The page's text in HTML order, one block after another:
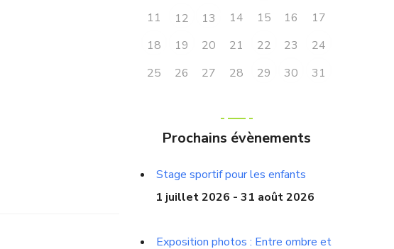
11
12 13 14 15 16
17
18
19 20 21 22 23
24
25
26 27 28 29 30 31
Prochains évènements
Stage sportif pour les enfants
1 juillet 2026 - 31 août 2026
Exposition photos : Entre ombre et